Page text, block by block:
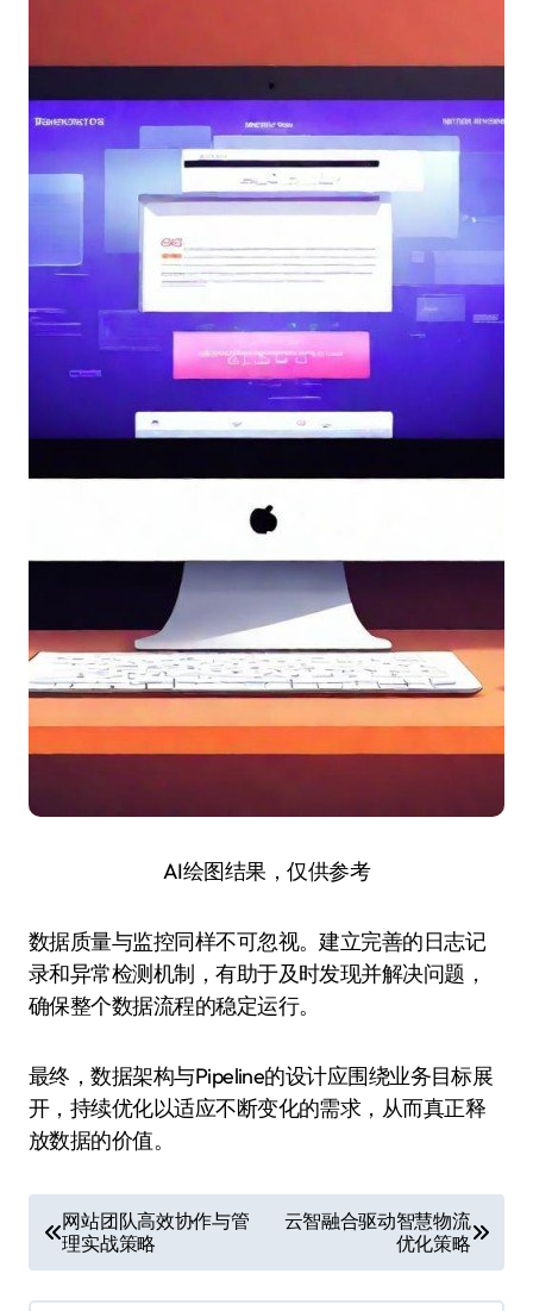
AI绘图结果，仅供参考
数据质量与监控同样不可忽视。建立完善的日志记
录和异常检测机制，有助于及时发现并解决问题，
确保整个数据流程的稳定运行。
最终，数据架构与Pipeline的设计应围绕业务目标展
开，持续优化以适应不断变化的需求，从而真正释
放数据的价值。
章
导
网站团队高效协作与管
理实战策略
云智融合驱动智慧物流
优化策略